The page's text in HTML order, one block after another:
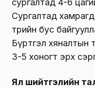
сургалтад 4-6
Сургалтад
төрийн бус
Бүртгэл хяналтын
3-5 хоногт эрх
Ял шийтгэлийн